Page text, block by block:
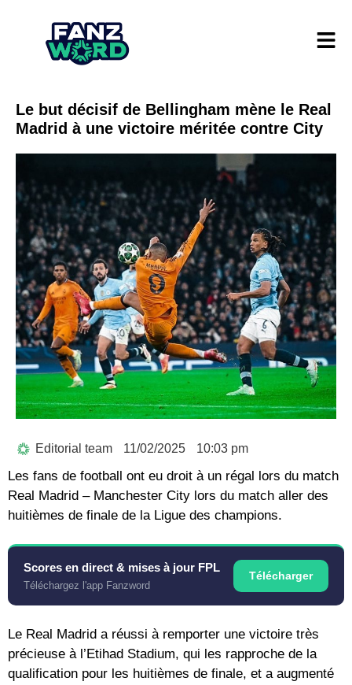
Le but décisif de Bellingham mène le Real
Madrid à une victoire méritée contre City
Editorial team 11/02/2025 10:03 pm
Les fans de football ont eu droit à un régal lors du match
Real Madrid – Manchester City lors du match aller des
huitièmes de finale de la Ligue des champions.
Scores en direct & mises à jour FPL
Téléchargez l'app Fanzword
Télécharger
Le Real Madrid a réussi à remporter une victoire très
précieuse à l’Etihad Stadium, qui les rapproche de la
qualification pour les huitièmes de finale, et a augmenté